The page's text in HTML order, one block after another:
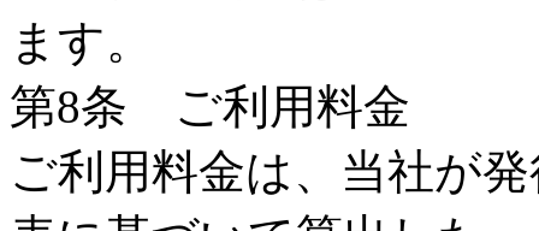
ます。
第8条 ご利用料金
ご利用料金は、当社が